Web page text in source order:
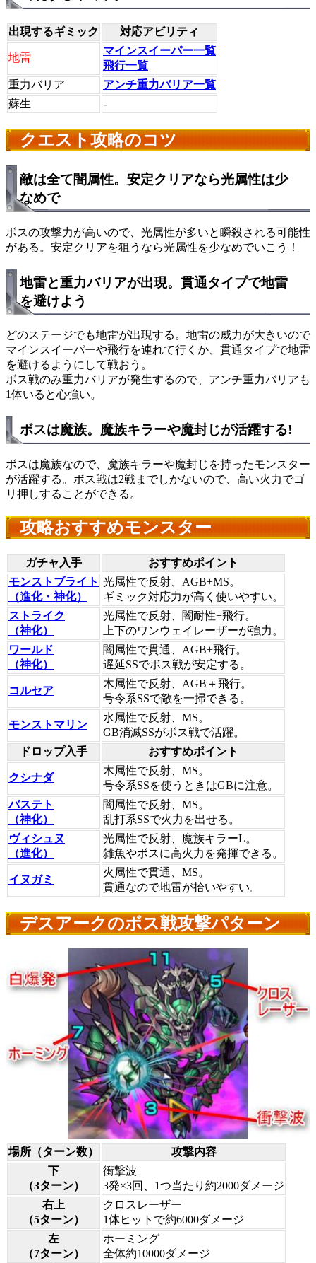
出現するギミック 対応アビリティ
地雷
マインスイーパー一覧
飛行一覧
重力バリア
アンチ重力バリア一覧
蘇生
-
クエスト攻略のコツ
敵は全て闇属性。安定クリアなら光属性は少
なめで
ボスの攻撃力が高いので、光属性が多いと瞬殺される可能性
がある。 安定クリアを狙うなら光属性を少なめでいこう！
地雷と重力バリアが出現。貫通タイプで地雷
を避けよう
どのステージでも地雷が出現する。地雷の威力が大きいので
マインスイーパーや飛行を連れて行くか、 貫通タイプで地雷
を避けるようにして戦おう。
ボス戦のみ重力バリアが発生するので、 アンチ重力バリアも
1体いると心強い。
ボスは魔族。魔族キラーや魔封じが活躍する!
ボスは魔族なので、魔族キラーや魔封じを持ったモンスター
が活躍する。 ボス戦は2戦までしかないので、高い火力でゴ
リ押しすることができる。
攻略おすすめモンスター
ガチャ入手
おすすめポイント
モンストブライト
（進化・神化）
光属性で反射、AGB+MS。
ギミック対応力が高く使いやすい。
ストライク
（神化）
光属性で反射、闇耐性+飛行。
上下のワンウェイレーザーが強力。
ワールド
（神化）
闇属性で貫通、AGB+飛行。
遅延SSでボス戦が安定する。
コルセア
木属性で反射、AGB＋飛行。
号令系SSで敵を一掃できる。
モンストマリン
水属性で反射、MS。
GB消滅SSがボス戦で活躍。
ドロップ入手
おすすめポイント
クシナダ
木属性で反射、MS。
号令系SSを使うときはGBに注意。
バステト
（神化）
闇属性で反射、MS。
乱打系SSで火力を出せる。
ヴィシュヌ
（進化）
光属性で反射、魔族キラーL。
雑魚やボスに高火力を発揮できる。
イヌガミ
火属性で貫通、MS。
貫通なので地雷が拾いやすい。
デスアークのボス戦攻撃パターン
場所（ターン数）
攻撃内容
下
（3ターン）
衝撃波
3発×3回、1つ当たり約2000ダメージ
右上
（5ターン）
クロスレーザー
1体ヒットで約6000ダメージ
左
（7ターン）
ホーミング
全体約10000ダメージ